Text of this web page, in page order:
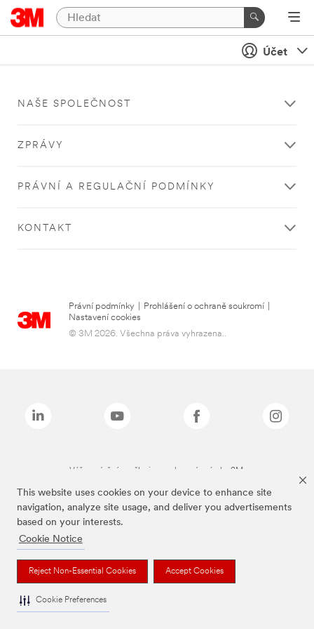
This website uses cookies on your device to enhance site
navigation, analyze site usage, and deliver you advertisements
based on your interests.
Cookie Notice
Reject Non-Essential Cookies Accept Cookies
Cookie Preferences
Účet
NAŠE SPOLEČNOST
ZPRÁVY
PRÁVNÍ A REGULAČNÍ PODMÍNKY
KONTAKT
Právní podmínky Prohlášení o ochraně soukromí
Nastavení cookies
© 3M 2026. Všechna práva vyhrazena..
Výše zmíněné značky jsou ochranné známky 3M.